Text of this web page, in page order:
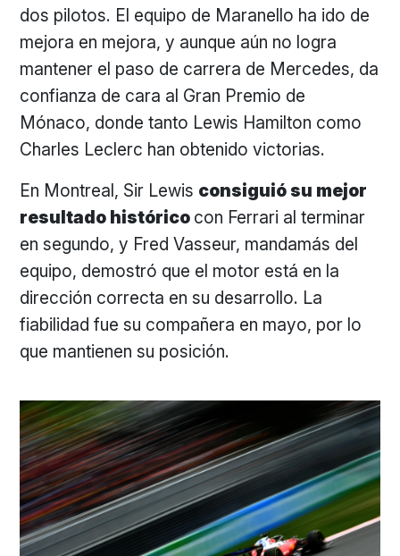
dos pilotos. El equipo de Maranello ha ido de
mejora en mejora, y aunque aún no logra
mantener el paso de carrera de Mercedes, da
confianza de cara al Gran Premio de
Mónaco, donde tanto Lewis Hamilton como
Charles Leclerc han obtenido victorias.
En Montreal, Sir Lewis consiguió su mejor
resultado histórico con Ferrari al terminar
en segundo, y Fred Vasseur, mandamás del
equipo, demostró que el motor está en la
dirección correcta en su desarrollo. La
fiabilidad fue su compañera en mayo, por lo
que mantienen su posición.